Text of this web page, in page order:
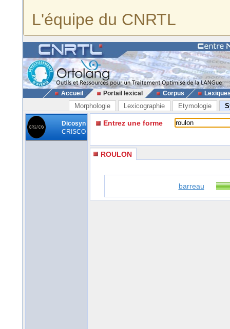
L'équipe du CNRTL
Accueil Portail lexical Corpus
Morphologie Lexicographie Etymologie
Dicosyn
CRISCO
Entrez une forme
ROULON
barreau